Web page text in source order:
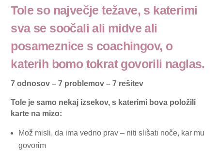
Tole so največje težave, s katerimi
sva se soočali ali midve ali
posameznice s coachingov, o
katerih bomo tokrat govorili naglas.
7 odnosov – 7 problemov – 7 rešitev
Tole je samo nekaj izsekov, s katerimi bova položili
karte na mizo:
Mož misli, da ima vedno prav – niti slišati noče, kar mu
govorim